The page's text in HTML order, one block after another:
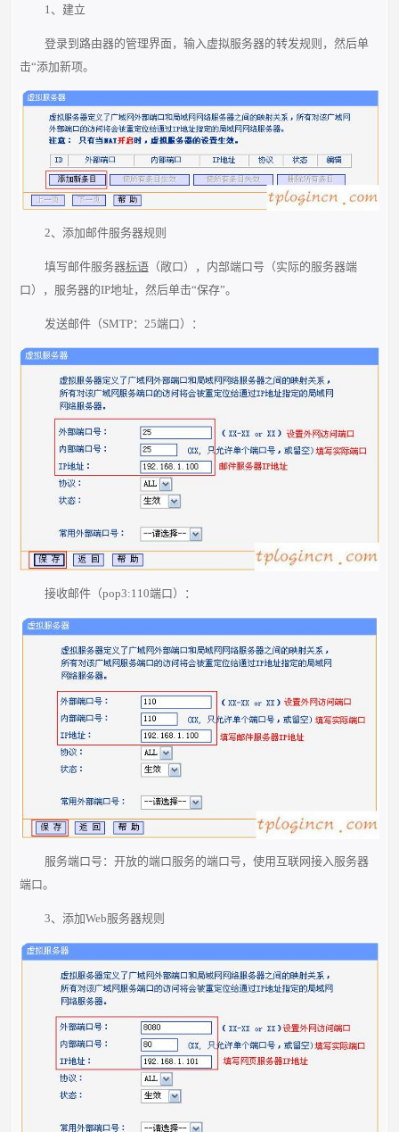
1、建立
登录到路由器的管理界面，输入虚拟服务器的转发规则，然后单
击“添加新项。
2、添加邮件服务器规则
填写邮件服务器标语（敞口），内部端口号（实际的服务器端
口），服务器的IP地址，然后单击“保存”。
发送邮件（SMTP：25端口）：
接收邮件（pop3:110端口）：
服务端口号：开放的端口服务的端口号，使用互联网接入服务器
端口。
3、添加Web服务器规则